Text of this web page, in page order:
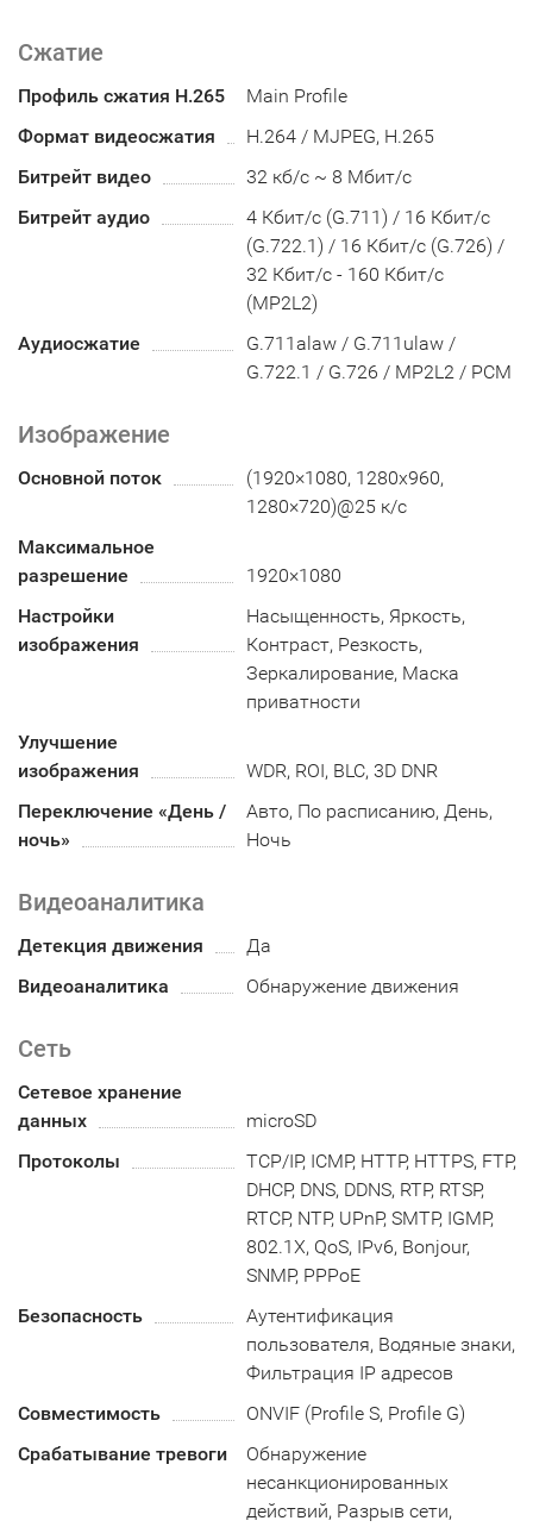
Сжатие
Профиль сжатия H.265
Main Profile
Формат видеосжатия
H.264 / MJPEG, H.265
Битрейт видео
32 кб/с ~ 8 Мбит/с
Битрейт аудио
4 Кбит/с (G.711) / 16 Кбит/с
(G.722.1) / 16 Кбит/с (G.726) /
32 Кбит/с - 160 Кбит/с
(MP2L2)
Аудиосжатие
G.711alaw / G.711ulaw /
G.722.1 / G.726 / MP2L2 / PCM
Изображение
Основной поток
(1920×1080, 1280х960,
1280×720)@25 к/с
Максимальное
разрешение
1920×1080
Настройки
изображения
Насыщенность, Яркость,
Контраст, Резкость,
Зеркалирование, Маска
приватности
Улучшение
изображения
WDR, ROI, BLC, 3D DNR
Переключение «День /
ночь»
Авто, По расписанию, День,
Ночь
Видеоаналитика
Детекция движения
Да
Видеоаналитика
Обнаружение движения
Сеть
Сетевое хранение
данных
microSD
Протоколы
TCP/IP, ICMP, HTTP, HTTPS, FTP,
DHCP, DNS, DDNS, RTP, RTSP,
RTCP, NTP, UPnP, SMTP, IGMP,
802.1X, QoS, IPv6, Bonjour,
SNMP, PPPoE
Безопасность
Аутентификация
пользователя, Водяные знаки,
Фильтрация IP адресов
Совместимость
ONVIF (Profile S, Profile G)
Срабатывание тревоги
Обнаружение
несанкционированных
действий, Разрыв сети,